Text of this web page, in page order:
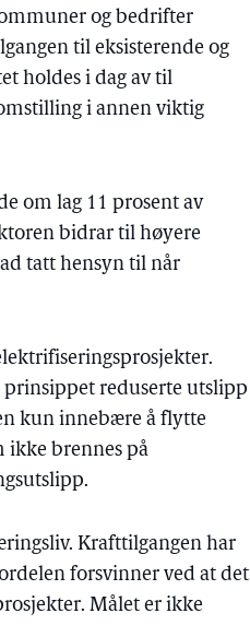
og bedrifter
til eksisterende og
holdes i dag av til
i annen viktig
om lag 11 prosent av
bidrar til høyere
tatt hensyn til når
prinsippet reduserte utslipp
kun innebære å flytte
ikke brennes på
Krafttilgangen har
forsvinner ved at det
Målet er ikke